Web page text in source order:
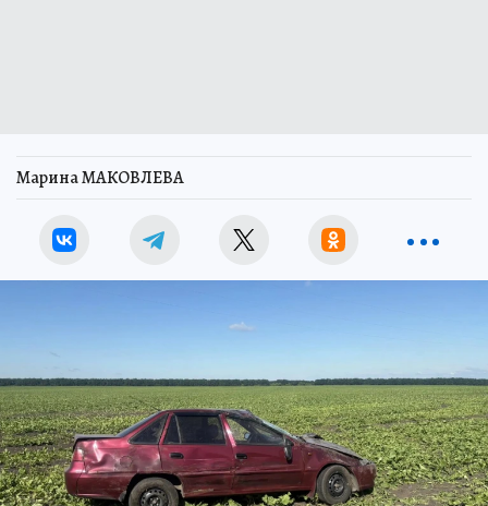
Марина МАКОВЛЕВА